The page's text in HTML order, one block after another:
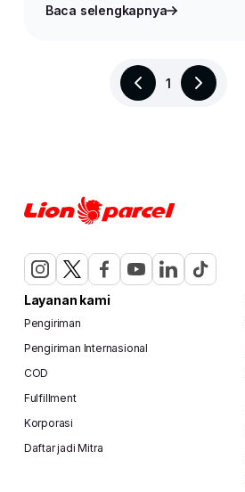
Baca selengkapnya
1
Layanan kami
Pengiriman
Pengiriman Internasional
COD
Fulfillment
Korporasi
Daftar jadi Mitra